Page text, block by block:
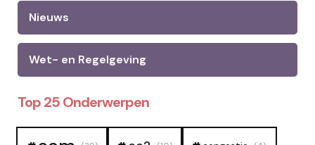
Nieuws
Wet- en Regelgeving
Top 25 Onderwerpen